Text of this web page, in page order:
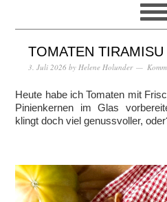
TOMATEN TIRAMISU
3. Juli 2026 by Helene Holunder
Heute habe ich Tomaten mit
Pinienkernen im Glas
klingt doch viel genussvoller,